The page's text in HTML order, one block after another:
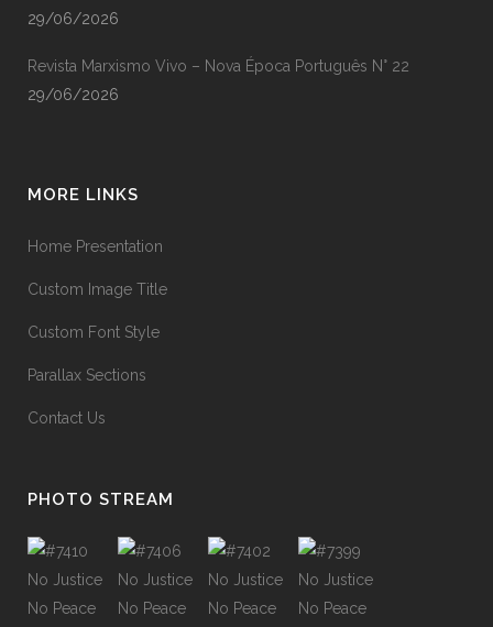
29/06/2026
Revista Marxismo Vivo – Nova Época Português N° 22
29/06/2026
MORE LINKS
Home Presentation
Custom Image Title
Custom Font Style
Parallax Sections
Contact Us
PHOTO STREAM